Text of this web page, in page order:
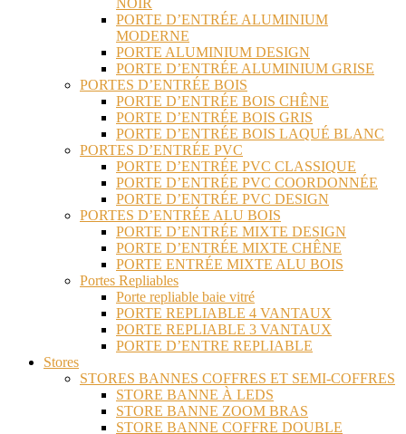
NOIR
PORTE D’ENTRÉE ALUMINIUM
MODERNE
PORTE ALUMINIUM DESIGN
PORTE D’ENTRÉE ALUMINIUM GRISE
PORTES D’ENTRÉE BOIS
PORTE D’ENTRÉE BOIS CHÊNE
PORTE D’ENTRÉE BOIS GRIS
PORTE D’ENTRÉE BOIS LAQUÉ BLANC
PORTES D’ENTRÉE PVC
PORTE D’ENTRÉE PVC CLASSIQUE
PORTE D’ENTRÉE PVC COORDONNÉE
PORTE D’ENTRÉE PVC DESIGN
PORTES D’ENTRÉE ALU BOIS
PORTE D’ENTRÉE MIXTE DESIGN
PORTE D’ENTRÉE MIXTE CHÊNE
PORTE ENTRÉE MIXTE ALU BOIS
Portes Repliables
Porte repliable baie vitré
PORTE REPLIABLE 4 VANTAUX
PORTE REPLIABLE 3 VANTAUX
PORTE D’ENTRE REPLIABLE
Stores
STORES BANNES COFFRES ET SEMI-COFFRES
STORE BANNE À LEDS
STORE BANNE ZOOM BRAS
STORE BANNE COFFRE DOUBLE